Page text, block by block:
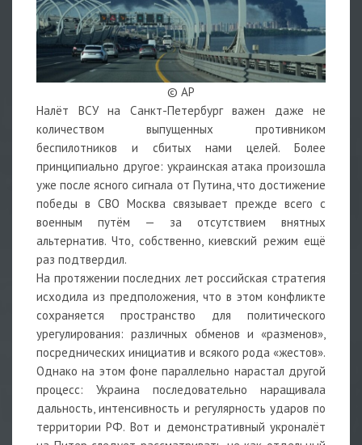
© AP
Налёт ВСУ на Санкт-Петербург важен даже не
количеством выпущенных противником
беспилотников и сбитых нами целей. Более
принципиально другое: украинская атака произошла
уже после ясного сигнала от Путина, что достижение
победы в СВО Москва связывает прежде всего с
военным путём — за отсутствием внятных
альтернатив. Что, собственно, киевский режим ещё
раз подтвердил.
На протяжении последних лет российская стратегия
исходила из предположения, что в этом конфликте
сохраняется пространство для политического
урегулирования: различных обменов и «разменов»,
посреднических инициатив и всякого рода «жестов».
Однако на этом фоне параллельно нарастал другой
процесс: Украина последовательно наращивала
дальность, интенсивность и регулярность ударов по
территории РФ. Вот и демонстративный укроналёт